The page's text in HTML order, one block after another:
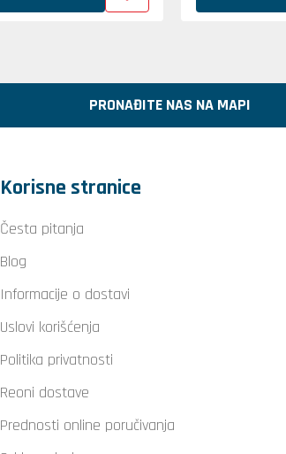
PRONAĐITE NAS NA MAPI
Korisne stranice
Česta pitanja
Blog
Informacije o dostavi
Uslovi korišćenja
Politika privatnosti
Reoni dostave
Prednosti online poručivanja